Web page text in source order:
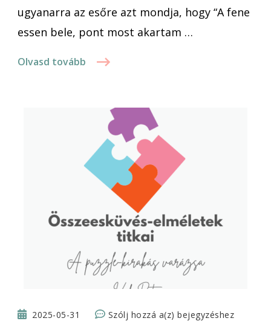
ugyanarra az esőre azt mondja, hogy “A fene
essen bele, pont most akartam …
Olvasd tovább
2025-05-31 Szólj hozzá a(z)Az
bejegyzéshez